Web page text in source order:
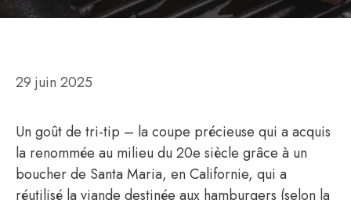
29 juin 2025
Un goût de tri-tip – la coupe précieuse qui a acquis
la renommée au milieu du 20e siècle grâce à un
boucher de Santa Maria, en Californie, qui a
réutilisé la viande destinée aux hamburgers (selon la